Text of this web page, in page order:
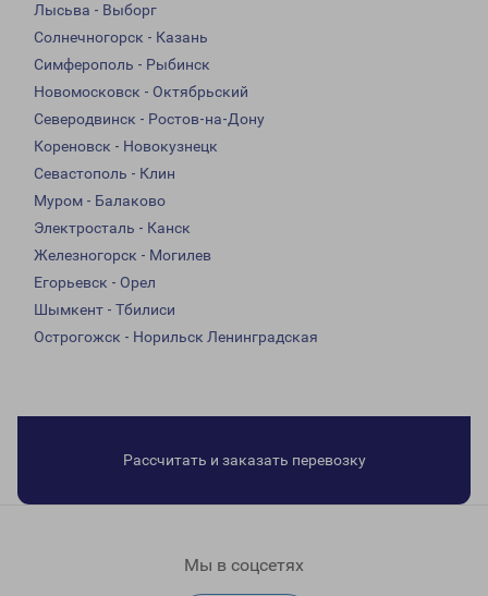
Лысьва - Выборг
Солнечногорск - Казань
Симферополь - Рыбинск
Новомосковск - Октябрьский
Северодвинск - Ростов-на-Дону
Кореновск - Новокузнецк
Севастополь - Клин
Муром - Балаково
Электросталь - Канск
Железногорск - Могилев
Егорьевск - Орел
Шымкент - Тбилиси
Острогожск - Норильск Ленинградская
Рассчитать и заказать перевозку
Мы в соцсетях